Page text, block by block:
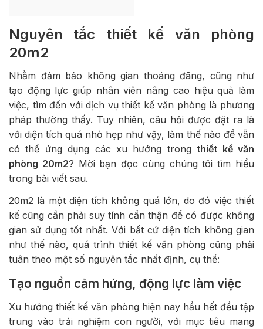
Nguyên tắc thiết kế văn phòng
20m2
Nhằm đảm bảo không gian thoáng đãng, cũng như
tạo động lực giúp nhân viên nâng cao hiệu quả làm
việc, tìm đến với dịch vụ thiết kế văn phòng là phương
pháp thường thấy. Tuy nhiên, câu hỏi được đặt ra là
với diện tích quá nhỏ hẹp như vậy, làm thế nào để vẫn
có thể ứng dụng các xu hướng trong thiết kế văn
phòng 20m2? Mời bạn đọc cùng chúng tôi tìm hiểu
trong bài viết sau.
20m2 là một diện tích không quá lớn, do đó việc thiết
kế cũng cần phải suy tính cẩn thận để có được không
gian sử dụng tốt nhất. Với bất cứ diện tích không gian
như thế nào, quá trình thiết kế văn phòng cũng phải
tuân theo một số nguyên tắc nhất định, cụ thể:
Tạo nguồn cảm hứng, động lực làm việc
Xu hướng thiết kế văn phòng hiện nay hầu hết đều tập
trung vào trải nghiệm con người, với mục tiêu mang